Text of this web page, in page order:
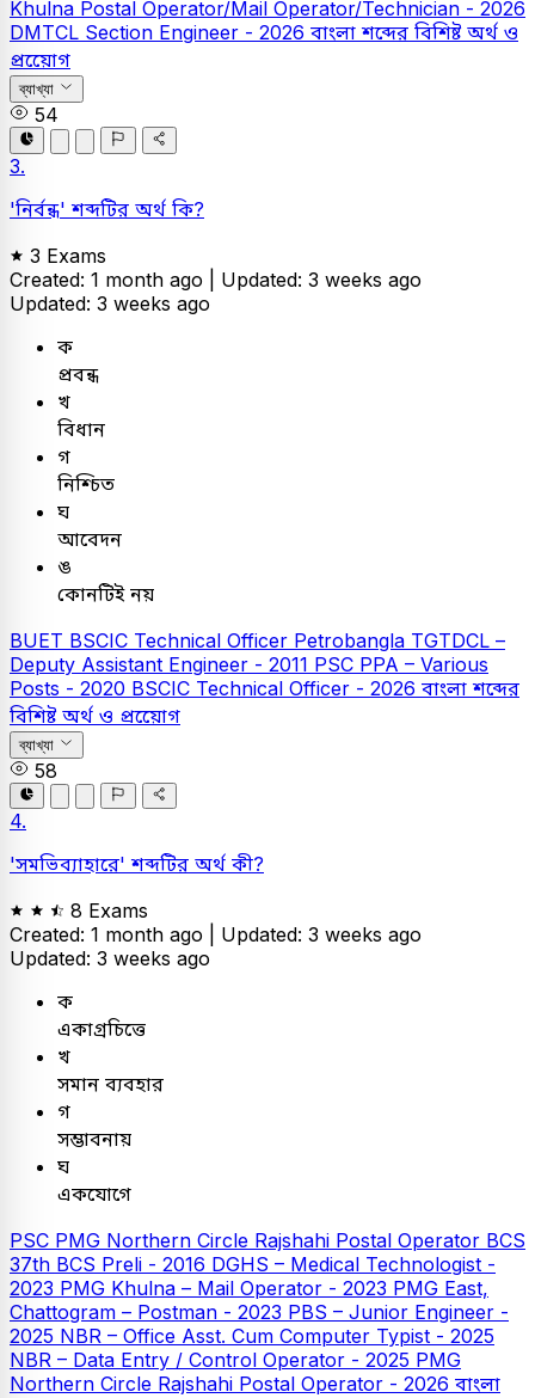
Khulna Postal Operator/Mail Operator/Technician - 2026
DMTCL Section Engineer - 2026 বাংলাশব্দের বিশিষ্ট অর্থ ও
প্রয়োেগ
ব্যাখ্যা
54
3.
'নির্বন্ধ' শব্দটির অর্থ কি?
3 Exams
Created: 1 month ago | Updated: 3 weeks ago
Updated: 3 weeks ago
ক
প্রবন্ধ
খ
বিধান
গ
নিশ্চিত
ঘ
আবেদন
ঙ
কোনটিই নয়
BUET BSCIC Technical Officer Petrobangla TGTDCL –
Deputy Assistant Engineer - 2011 PSC PPA – Various
Posts - 2020 BSCIC Technical Officer - 2026 বাংলাশব্দের
বিশিষ্ট অর্থ ও প্রয়োেগ
ব্যাখ্যা
58
4.
'সমভিব্যাহারে' শব্দটির অর্থ কী?
8 Exams
Created: 1 month ago | Updated: 3 weeks ago
Updated: 3 weeks ago
ক
একাগ্রচিত্তে
খ
সমান ব্যবহার
গ
সম্ভাবনায়
ঘ
একযোগে
PSC PMG Northern Circle Rajshahi Postal Operator BCS
37th BCS Preli - 2016 DGHS – Medical Technologist -
2023 PMG Khulna – Mail Operator - 2023 PMG East,
Chattogram – Postman - 2023 PBS – Junior Engineer -
2025 NBR – Office Asst. Cum Computer Typist - 2025
NBR – Data Entry / Control Operator - 2025 PMG
Northern Circle Rajshahi Postal Operator - 2026 বাংলা